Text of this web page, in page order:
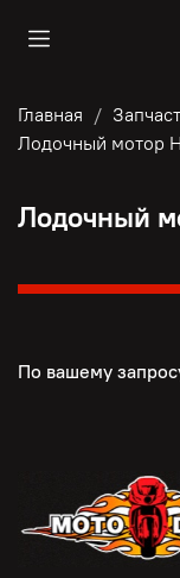
Главная
Лодочный мотор
Лодочный
По вашему